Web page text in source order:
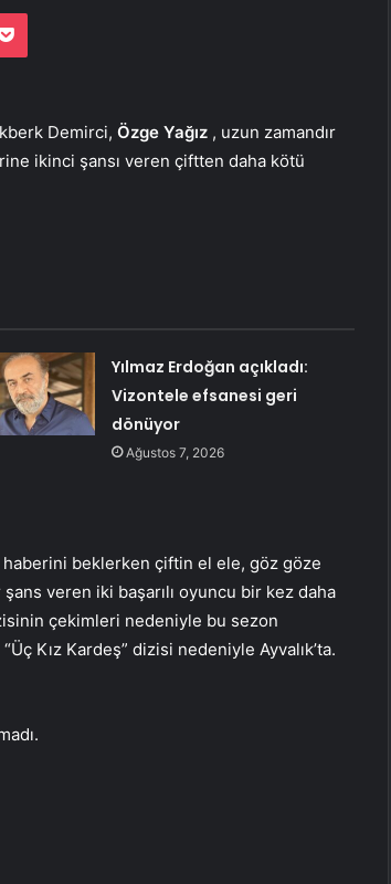
Pocket
Demirci, Özge Yağız , uzun zamandır
ikinci şansı veren çiftten daha kötü
Yılmaz Erdoğan açıkladı:
Vizontele efsanesi geri
dönüyor
Ağustos 7, 2026
beklerken çiftin el ele, göz göze
veren iki başarılı oyuncu bir kez daha
çekimleri nedeniyle bu sezon
Kız Kardeş” dizisi nedeniyle Ayvalık’ta.